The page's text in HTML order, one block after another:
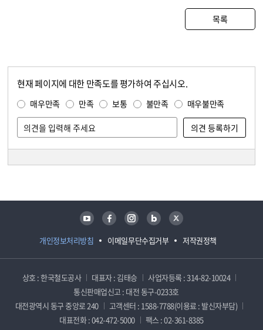
목록
현재 페이지에 대한 만족도를 평가하여 주십시오.
매우만족 만족 보통 불만족 매우불만족
개인정보처리방침 이메일무단수집거부 저작권정책
유튜브 페이스북 인스타그램 블로그 트위터
상호 : 한국철도공사 대표자 : 김태승
사업자등록 : 314-82-10024
통신판매업신고 : 대전 동구-0233호
대전광역시 동구 중앙로 240
고객센터 : 1588-7788(이용료 : 발신자부담)
대표전화 : 042-472-5000
팩스 : 02-361-8385